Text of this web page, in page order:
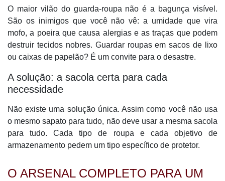
O maior vilão do guarda-roupa não é a bagunça visível.
São os inimigos que você não vê: a umidade que vira
mofo, a poeira que causa alergias e as traças que podem
destruir tecidos nobres. Guardar roupas em sacos de lixo
ou caixas de papelão? É um convite para o desastre.
A solução: a sacola certa para cada
necessidade
Não existe uma solução única. Assim como você não usa
o mesmo sapato para tudo, não deve usar a mesma sacola
para tudo. Cada tipo de roupa e cada objetivo de
armazenamento pedem um tipo específico de protetor.
O ARSENAL COMPLETO PARA UM